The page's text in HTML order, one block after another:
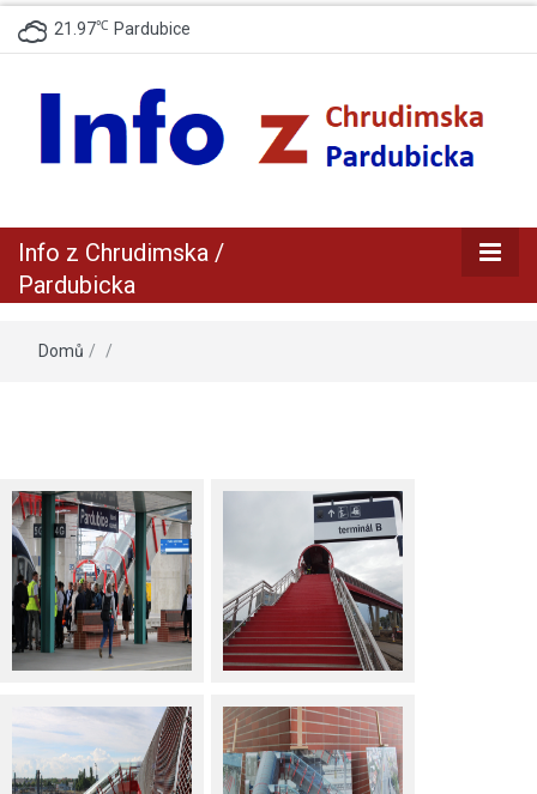
21.97℃ Pardubice
Info z
Info z Chrudimska /
Pardubicka
Domů / /